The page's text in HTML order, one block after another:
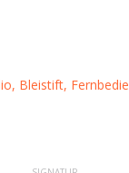
Bleistift,